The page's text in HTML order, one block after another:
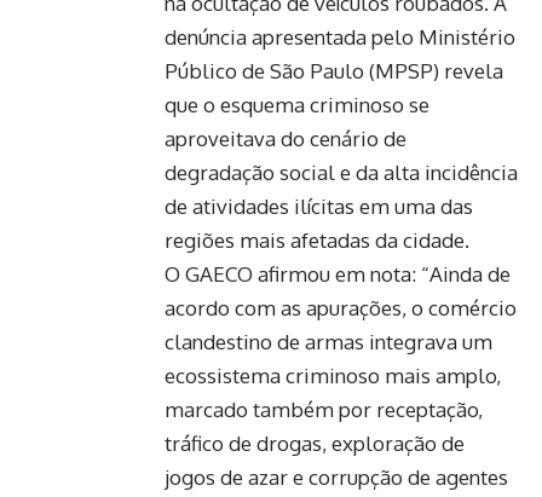
denúncia apresentada pelo Ministério
Público de São Paulo (MPSP) revela
que o esquema criminoso se
aproveitava do cenário de
degradação social e da alta incidência
de atividades ilícitas em uma das
regiões mais afetadas da cidade.
O GAECO afirmou em nota: “Ainda de
acordo com as apurações, o comércio
clandestino de armas integrava um
ecossistema criminoso mais amplo,
marcado também por receptação,
tráfico de drogas, exploração de
jogos de azar e corrupção de agentes